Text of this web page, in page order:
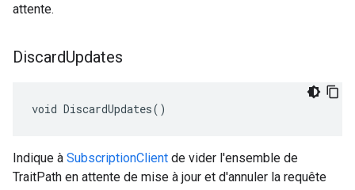
attente.
DiscardUpdates
void DiscardUpdates()
Indique à SubscriptionClient de vider l'ensemble de
TraitPath en attente de mise à jour et d'annuler la requête